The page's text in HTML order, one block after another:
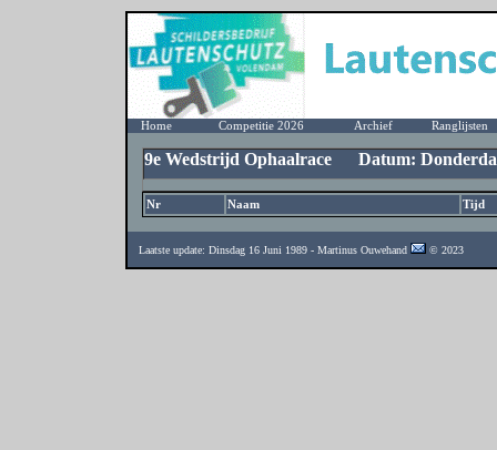
Home Competitie 2026 Archief Ranglijsten
9e Wedstrijd Ophaalrace Datum:
Nr Naam Tijd
Laatste update: Dinsdag 16 Juni 1989 - Martinus Ouwehand © 2023